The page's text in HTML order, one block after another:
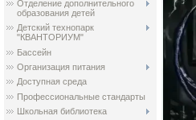
Отделение дополнительного
образования детей
Детский технопарк
"КВАНТОРИУМ"
Бассейн
Организация питания
Доступная среда
Профессиональные стандарты
Школьная библиотека